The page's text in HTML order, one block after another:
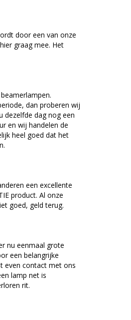
door een van onze
graag mee. Het
dan proberen wij
dezelfde dag nog een
en wij handelen de
heel goed dat het
een excellente
product. Al onze
goed, geld terug.
nu eenmaal grote
een belangrijke
even contact met ons
lamp net is
rit.